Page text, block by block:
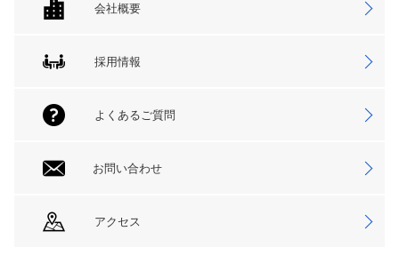
会社概要
採用情報
よくあるご質問
お問い合わせ
アクセス